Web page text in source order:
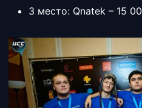
3 место: Qnatek – 15